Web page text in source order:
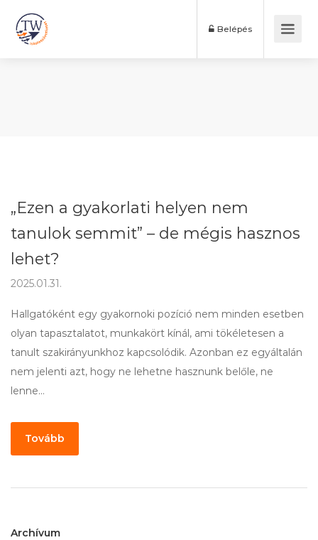
Belépés
„Ezen a gyakorlati helyen nem
tanulok semmit” – de mégis hasznos
lehet?
2025.01.31.
Hallgatóként egy gyakornoki pozíció nem minden esetben
olyan tapasztalatot, munkakört kínál, ami tökéletesen a
tanult szakirányunkhoz kapcsolódik. Azonban ez egyáltalán
nem jelenti azt, hogy ne lehetne hasznunk belőle, ne
lenne…
Tovább
Archívum